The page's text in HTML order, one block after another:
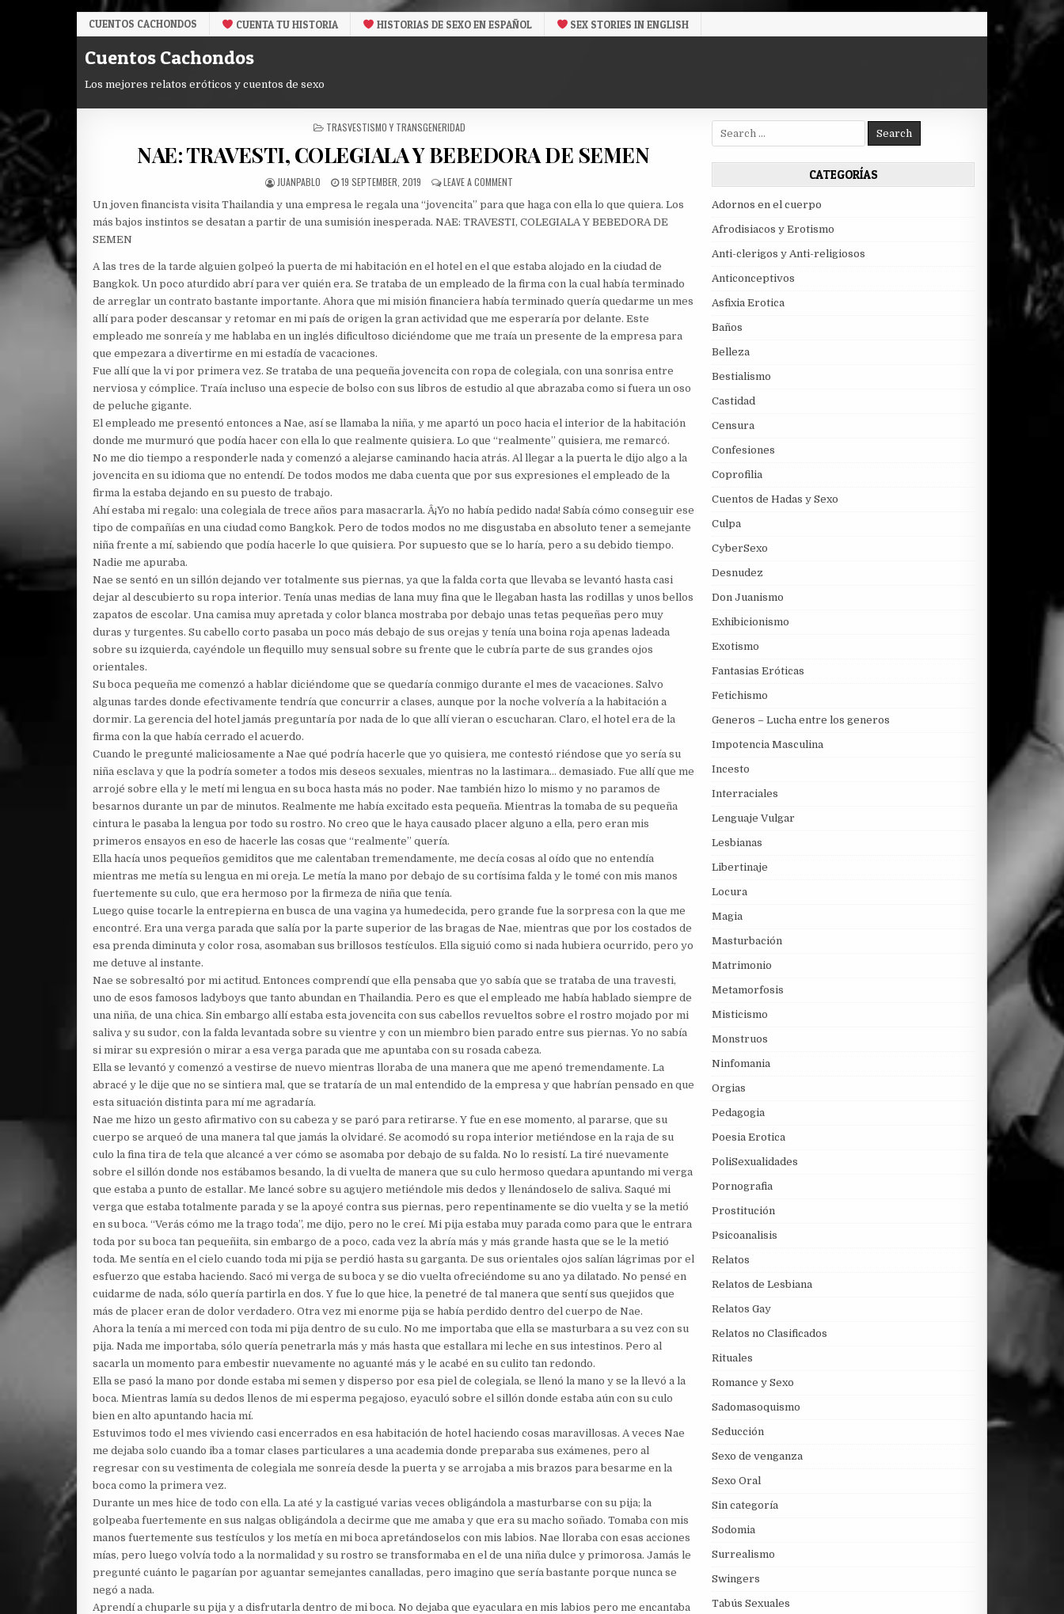
CUENTOS CACHONDOS CUENTA TU HISTORIA HISTORIAS DE SEXO EN ESPAÑOL SEX STORIES IN ENGLISH
Cuentos Cachondos
Los mejores relatos eróticos y cuentos de sexo
POSTED
TRASVESTISMO Y TRANSGENERIDAD
NAE: TRAVESTI, COLEGIALA Y BEBEDORA DE SEMEN
AUTHOR:
JUANPABLO
PUBLISHED
19 SEPTEMBER, 2019 LEAVE A COMMENT
TRAVESTI,
COLEGIALA
DE
Un joven financista visita Thailandia y una empresa le regala una “jovencita” para que haga con ella lo que quiera. Los
más bajos instintos se desatan a partir de una sumisión inesperada. NAE: TRAVESTI, COLEGIALA Y BEBEDORA DE
SEMEN
A las tres de la tarde alguien golpeó la puerta de mi habitación en el hotel en el que estaba alojado en la ciudad de
Bangkok. Un poco aturdido abrí para ver quién era. Se trataba de un empleado de la firma con la cual había terminado
de arreglar un contrato bastante importante. Ahora que mi misión financiera había terminado quería quedarme un mes
allí para poder descansar y retomar en mi país de origen la gran actividad que me esperaría por delante. Este
empleado me sonreía y me hablaba en un inglés dificultoso diciéndome que me traía un presente de la empresa para
que empezara a divertirme en mi estadía de vacaciones.
Fue allí que la vi por primera vez. Se trataba de una pequeña jovencita con ropa de colegiala, con una sonrisa entre
nerviosa y cómplice. Traía incluso una especie de bolso con sus libros de estudio al que abrazaba como si fuera un oso
de peluche gigante.
El empleado me presentó entonces a Nae, así se llamaba la niña, y me apartó un poco hacia el interior de la habitación
donde me murmuró que podía hacer con ella lo que realmente quisiera. Lo que “realmente” quisiera, me remarcó.
No me dio tiempo a responderle nada y comenzó a alejarse caminando hacia atrás. Al llegar a la puerta le dijo algo a la
jovencita en su idioma que no entendí. De todos modos me daba cuenta que por sus expresiones el empleado de la
firma la estaba dejando en su puesto de trabajo.
Ahí estaba mi regalo: una colegiala de trece años para masacrarla. Â¡Yo no había pedido nada! Sabía cómo conseguir ese
tipo de compañías en una ciudad como Bangkok. Pero de todos modos no me disgustaba en absoluto tener a semejante
niña frente a mí, sabiendo que podía hacerle lo que quisiera. Por supuesto que se lo haría, pero a su debido tiempo.
Nadie me apuraba.
Nae se sentó en un sillón dejando ver totalmente sus piernas, ya que la falda corta que llevaba se levantó hasta casi
dejar al descubierto su ropa interior. Tenía unas medias de lana muy fina que le llegaban hasta las rodillas y unos bellos
zapatos de escolar. Una camisa muy apretada y color blanca mostraba por debajo unas tetas pequeñas pero muy
duras y turgentes. Su cabello corto pasaba un poco más debajo de sus orejas y tenía una boina roja apenas ladeada
sobre su izquierda, cayéndole un flequillo muy sensual sobre su frente que le cubría parte de sus grandes ojos
orientales.
Su boca pequeña me comenzó a hablar diciéndome que se quedaría conmigo durante el mes de vacaciones. Salvo
algunas tardes donde efectivamente tendría que concurrir a clases, aunque por la noche volvería a la habitación a
dormir. La gerencia del hotel jamás preguntaría por nada de lo que allí vieran o escucharan. Claro, el hotel era de la
firma con la que había cerrado el acuerdo.
Cuando le pregunté maliciosamente a Nae qué podría hacerle que yo quisiera, me contestó riéndose que yo sería su
niña esclava y que la podría someter a todos mis deseos sexuales, mientras no la lastimara… demasiado. Fue allí que me
arrojé sobre ella y le metí mi lengua en su boca hasta más no poder. Nae también hizo lo mismo y no paramos de
besarnos durante un par de minutos. Realmente me había excitado esta pequeña. Mientras la tomaba de su pequeña
cintura le pasaba la lengua por todo su rostro. No creo que le haya causado placer alguno a ella, pero eran mis
primeros ensayos en eso de hacerle las cosas que “realmente” quería.
Ella hacía unos pequeños gemiditos que me calentaban tremendamente, me decía cosas al oído que no entendía
mientras me metía su lengua en mi oreja. Le metía la mano por debajo de su cortísima falda y le tomé con mis manos
fuertemente su culo, que era hermoso por la firmeza de niña que tenía.
Luego quise tocarle la entrepierna en busca de una vagina ya humedecida, pero grande fue la sorpresa con la que me
encontré. Era una verga parada que salía por la parte superior de las bragas de Nae, mientras que por los costados de
esa prenda diminuta y color rosa, asomaban sus brillosos testículos. Ella siguió como si nada hubiera ocurrido, pero yo
me detuve al instante.
Nae se sobresaltó por mi actitud. Entonces comprendí que ella pensaba que yo sabía que se trataba de una travesti,
uno de esos famosos ladyboys que tanto abundan en Thailandia. Pero es que el empleado me había hablado siempre de
una niña, de una chica. Sin embargo allí estaba esta jovencita con sus cabellos revueltos sobre el rostro mojado por mi
saliva y su sudor, con la falda levantada sobre su vientre y con un miembro bien parado entre sus piernas. Yo no sabía
si mirar su expresión o mirar a esa verga parada que me apuntaba con su rosada cabeza.
Ella se levantó y comenzó a vestirse de nuevo mientras lloraba de una manera que me apenó tremendamente. La
abracé y le dije que no se sintiera mal, que se trataría de un mal entendido de la empresa y que habrían pensado en que
esta situación distinta para mí me agradaría.
Nae me hizo un gesto afirmativo con su cabeza y se paró para retirarse. Y fue en ese momento, al pararse, que su
cuerpo se arqueó de una manera tal que jamás la olvidaré. Se acomodó su ropa interior metiéndose en la raja de su
culo la fina tira de tela que alcancé a ver cómo se asomaba por debajo de su falda. No lo resistí. La tiré nuevamente
sobre el sillón donde nos estábamos besando, la di vuelta de manera que su culo hermoso quedara apuntando mi verga
que estaba a punto de estallar. Me lancé sobre su agujero metiéndole mis dedos y llenándoselo de saliva. Saqué mi
verga que estaba totalmente parada y se la apoyé contra sus piernas, pero repentinamente se dio vuelta y se la metió
en su boca. “Verás cómo me la trago toda”, me dijo, pero no le creí. Mi pija estaba muy parada como para que le entrara
toda por su boca tan pequeñita, sin embargo de a poco, cada vez la abría más y más grande hasta que se le la metió
toda. Me sentía en el cielo cuando toda mi pija se perdió hasta su garganta. De sus orientales ojos salían lágrimas por el
esfuerzo que estaba haciendo. Sacó mi verga de su boca y se dio vuelta ofreciéndome su ano ya dilatado. No pensé en
cuidarme de nada, sólo quería partirla en dos. Y fue lo que hice, la penetré de tal manera que sentí sus quejidos que
más de placer eran de dolor verdadero. Otra vez mi enorme pija se había perdido dentro del cuerpo de Nae.
Ahora la tenía a mi merced con toda mi pija dentro de su culo. No me importaba que ella se masturbara a su vez con su
pija. Nada me importaba, sólo quería penetrarla más y más hasta que estallara mi leche en sus intestinos. Pero al
sacarla un momento para embestir nuevamente no aguanté más y le acabé en su culito tan redondo.
Ella se pasó la mano por donde estaba mi semen y disperso por esa piel de colegiala, se llenó la mano y se la llevó a la
boca. Mientras lamía su dedos llenos de mi esperma pegajoso, eyaculó sobre el sillón donde estaba aún con su culo
bien en alto apuntando hacia mí.
Estuvimos todo el mes viviendo casi encerrados en esa habitación de hotel haciendo cosas maravillosas. A veces Nae
me dejaba solo cuando iba a tomar clases particulares a una academia donde preparaba sus exámenes, pero al
regresar con su vestimenta de colegiala me sonreía desde la puerta y se arrojaba a mis brazos para besarme en la
boca como la primera vez.
Durante un mes hice de todo con ella. La até y la castigué varias veces obligándola a masturbarse con su pija; la
golpeaba fuertemente en sus nalgas obligándola a decirme que me amaba y que era su macho soñado. Tomaba con mis
manos fuertemente sus testículos y los metía en mi boca apretándoselos con mis labios. Nae lloraba con esas acciones
mías, pero luego volvía todo a la normalidad y su rostro se transformaba en el de una niña dulce y primorosa. Jamás le
pregunté cuánto le pagarían por aguantar semejantes canalladas, pero imagino que sería bastante porque nunca se
negó a nada.
Aprendí a chuparle su pija y a disfrutarla dentro de mi boca. No dejaba que eyaculara en mis labios pero me encantaba
CATEGORÍAS
Adornos en el cuerpo
Afrodisiacos y Erotismo
Anti-clerigos y Anti-religiosos
Anticonceptivos
Asfixia Erotica
Baños
Belleza
Bestialismo
Castidad
Censura
Confesiones
Coprofilia
Cuentos de Hadas y Sexo
Culpa
CyberSexo
Desnudez
Don Juanismo
Exhibicionismo
Exotismo
Fantasias Eróticas
Fetichismo
Generos – Lucha entre los generos
Impotencia Masculina
Incesto
Interraciales
Lenguaje Vulgar
Lesbianas
Libertinaje
Locura
Magia
Masturbación
Matrimonio
Metamorfosis
Misticismo
Monstruos
Ninfomania
Orgias
Pedagogia
Poesia Erotica
PoliSexualidades
Pornografia
Prostitución
Psicoanalisis
Relatos
Relatos de Lesbiana
Relatos Gay
Relatos no Clasificados
Rituales
Romance y Sexo
Sadomasoquismo
Seducción
Sexo de venganza
Sexo Oral
Sin categoría
Sodomia
Surrealismo
Swingers
Tabús Sexuales